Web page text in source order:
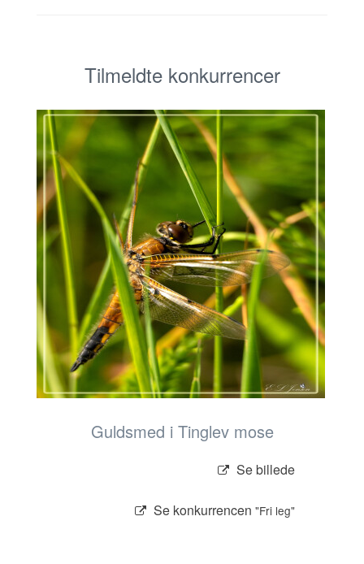
Tilmeldte konkurrencer
Guldsmed i Tinglev mose
Se billede
Se konkurrencen "Fri leg"